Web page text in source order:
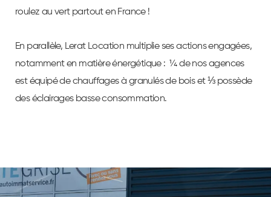
roulez au vert partout en France !
En parallèle, Lerat Location multiplie ses actions engagées,
notamment en matière énergétique : ¼ de nos agences
est équipé de chauffages à granulés de bois et ⅓ possède
des éclairages basse consommation.